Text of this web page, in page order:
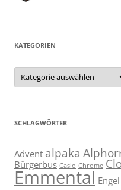
KATEGORIEN
Kategorien
SCHLAGWÖRTER
Advent alpaka
Bürgerbus Casio Chrome
Emmental Engel